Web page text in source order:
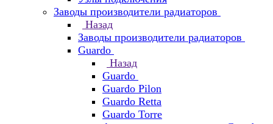
Заводы производители радиаторов
Назад
Заводы производители радиаторов
Guardo
Назад
Guardo
Guardo Pilon
Guardo Retta
Guardo Torre